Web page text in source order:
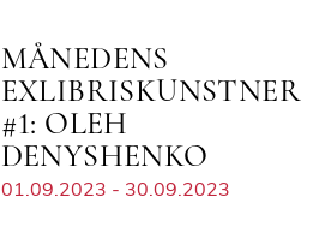
MÅNEDENS
EXLIBRISKUNSTNER
#1: OLEH
DENYSHENKO
01.09.2023 - 30.09.2023